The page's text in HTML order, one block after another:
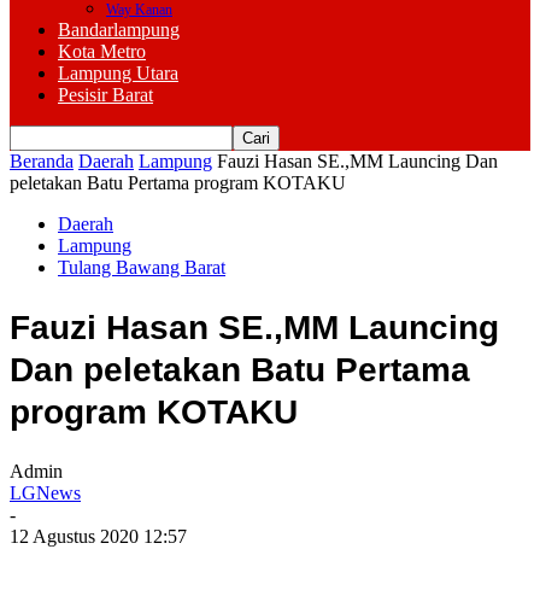
Way Kanan
Bandarlampung
Kota Metro
Lampung Utara
Pesisir Barat
Beranda Daerah Lampung Fauzi Hasan SE.,MM Launcing Dan
peletakan Batu Pertama program KOTAKU
Daerah
Lampung
Tulang Bawang Barat
Fauzi Hasan SE.,MM Launcing
Dan peletakan Batu Pertama
program KOTAKU
Admin
LGNews
-
12 Agustus 2020 12:57